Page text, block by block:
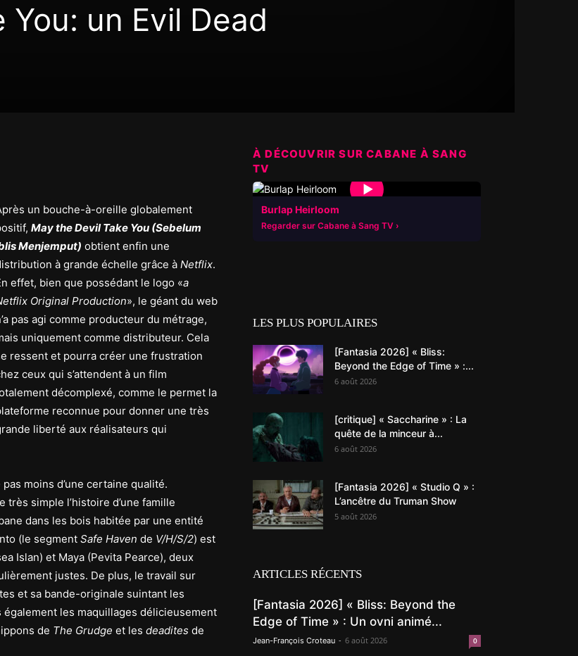
un Evil Dead
un bouche-à-oreille globalement
May the Devil Take You (Sebelum
Menjemput) obtient enfin une
à grande échelle grâce à Netflix.
effet, bien que possédant le logo «a
Original Production», le géant du web
pas agi comme producteur du métrage,
uniquement comme distributeur. Cela
ressent et pourra créer une frustration
ceux qui s’attendent à un film
décomplexé, comme le permet la
reconnue pour donner une très
liberté aux réalisateurs qui
pas moins d’une certaine qualité.
très simple l’histoire d’une famille
dans les bois habitée par une entité
(le segment Safe Haven de V/H/S/2) est
Islan) et Maya (Pevita Pearce), deux
justes. De plus, le travail sur
et sa bande-originale suintant les
les maquillages délicieusement
de The Grudge et les deadites de
À DÉCOUVRIR SUR CABANE À SANG
TV
▶
Burlap Heirloom
Regarder sur Cabane à Sang TV
LES PLUS POPULAIRES
[Fantasia 2026] « Bliss:
Beyond the Edge of Time » :...
6 août 2026
[critique] « Saccharine » : La
quête de la minceur à...
6 août 2026
[Fantasia 2026] « Studio Q » :
L’ancêtre du Truman Show
5 août 2026
ARTICLES RÉCENTS
[Fantasia 2026] « Bliss: Beyond the
Edge of Time » : Un ovni animé...
Jean-François Croteau - 6 août 2026 0